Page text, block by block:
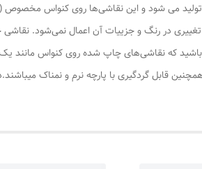
می شود و این نقاشی‌ها روی کنواس مخصوص (
تغییری در رنگ و جزییات آن اعمال نمی‌شود.
که نقاشی‌های چاپ شده روی کنواس مانند
قابل گردگیری با پارچه نرم و نمناک